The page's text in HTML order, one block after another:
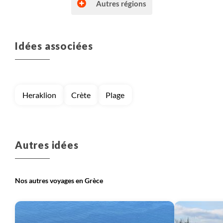
Voyage
Grèce continentale
Autres régions
Idées associées
Heraklion Crète Plage
Autres idées
Nos autres voyages en Grèce